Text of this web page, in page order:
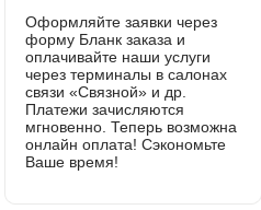
Оформляйте заявки через
форму Бланк заказа и
оплачивайте наши услуги
через терминалы в салонах
связи «Связной» и др.
Платежи зачисляются
мгновенно. Теперь возможна
онлайн оплата! Сэкономьте
Ваше время!